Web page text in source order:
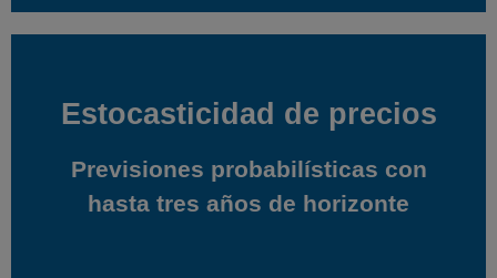
Estocasticidad de precios
Previsiones probabilísticas con
hasta tres años de horizonte
Estocasticidad de precios
Previsiones probabilísticas con
hasta tres años de horizonte